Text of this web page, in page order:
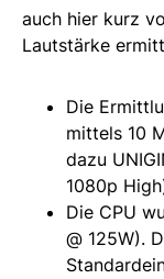
auch hier kurz
Lautstärke
Die
mittels 10
dazu
1080p
Die CPU
@ 125W).